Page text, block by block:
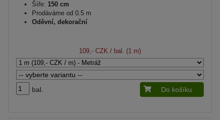
Šíře: 150 cm
Prodáváme od 0.5 m
Oděvní, dekorační
109,- CZK / bal. (1 m)
bal. Do košíku